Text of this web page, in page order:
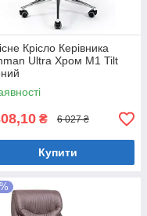
Крісло Керівника
Ultra Хром М1 Tilt
₴ 6 027 ₴
Купити